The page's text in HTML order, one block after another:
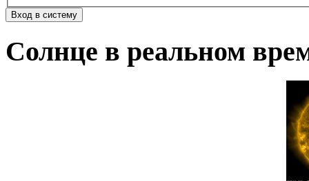
Солнце в реальном